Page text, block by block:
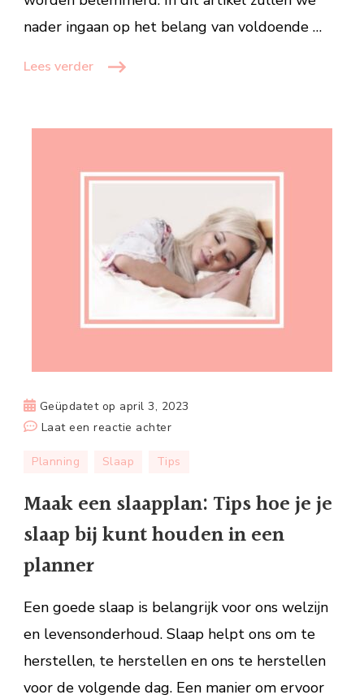
nader ingaan op het belang van voldoende …
Lees verder
Geüpdatet op april 3, 2023
Laat een reactie achterop
een
Tips
hoe
bij
kunt
houden
in
Planning Slaap Tips
Maak een slaapplan: Tips hoe je je
slaap bij kunt houden in een
planner
Een goede slaap is belangrijk voor ons welzijn
en levensonderhoud. Slaap helpt ons om te
herstellen, te herstellen en ons te herstellen
voor de volgende dag. Een manier om ervoor